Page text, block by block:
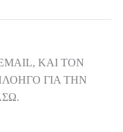
ΚΑΙ ΤΟΝ
ΓΙΑ ΤΗΝ